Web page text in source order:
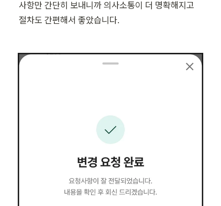
사항만 간단히 보내니까 의사소통이 더 명확해지고
절차도 간편해서 좋았습니다.